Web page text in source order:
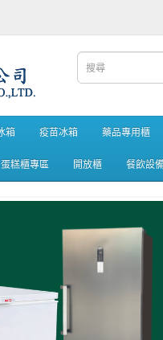
箱 疫苗冰箱 藥品專用櫃
蛋糕櫃專區 開放櫃 餐飲設